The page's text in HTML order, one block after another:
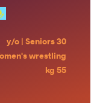
30 y/o | Seniors
wrestling
55 kg